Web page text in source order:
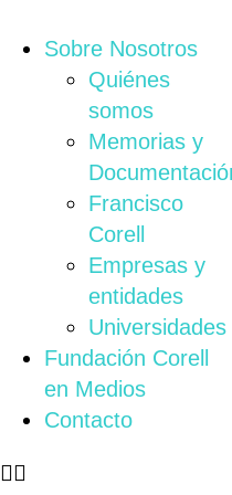
Sobre Nosotros
Quiénes
somos
Memorias y
Francisco
Corell
Empresas y
entidades
Universidades
Fundación Corell
en Medios
Contacto